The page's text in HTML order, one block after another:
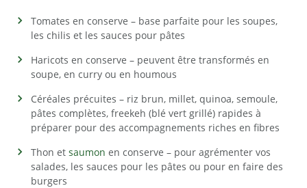
Tomates en conserve – base parfaite pour les soupes,
les chilis et les sauces pour pâtes
Haricots en conserve – peuvent être transformés en
soupe, en curry ou en houmous
Céréales précuites – riz brun, millet, quinoa, semoule,
pâtes complètes, freekeh (blé vert grillé) rapides à
préparer pour des accompagnements riches en fibres
Thon et saumon en conserve – pour agrémenter vos
salades, les sauces pour les pâtes ou pour en faire des
burgers